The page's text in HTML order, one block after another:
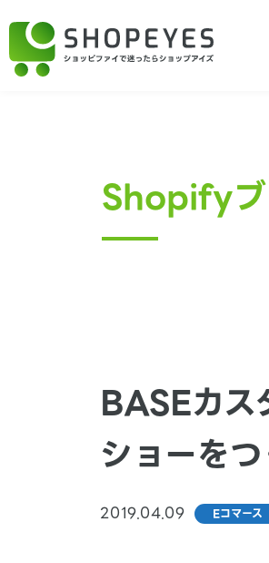
Shopify
BASEカス
ショーをつ
2019.04.09 Eコマース